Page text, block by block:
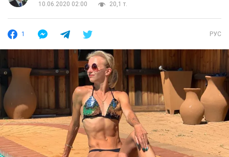
10.06.2020 02:00
20,1 т.
1 РУС